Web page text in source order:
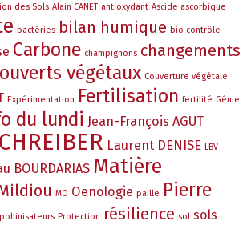
des Sols Alain CANET antioxydant Ascide ascorbique
bactéries bilan humique bio contrôle
Carbone champignons changements
végétaux Couverture végétale
Expérimentation Fertilisation fertilité Génie
du lundi Jean-François AGUT
Laurent DENISE LBV
BOURDARIAS Matière
MO Oenologie paille Pierre
pollinisateurs Protection résilience sol sols